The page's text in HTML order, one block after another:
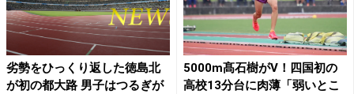
劣勢をひっくり返した徳島北
が初の都大路 男子はつるぎが
5000m髙石樹がV！四国初の
高校13分台に肉薄「弱いとこ